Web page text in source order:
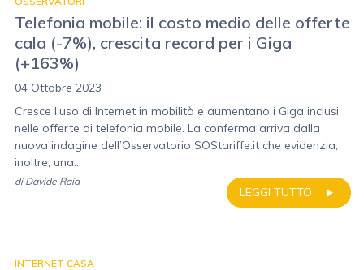
Telefonia mobile: il costo medio delle offerte
cala (-7%), crescita record per i Giga
(+163%)
04 Ottobre 2023
Cresce l’uso di Internet in mobilità e aumentano i Giga inclusi
nelle offerte di telefonia mobile. La conferma arriva dalla
nuova indagine dell’Osservatorio SOStariffe.it che evidenzia,
inoltre, una...
LEGGI TUTTO
di Davide Raia
INTERNET CASA